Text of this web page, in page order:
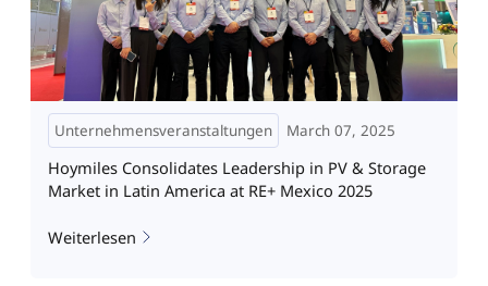
Unternehmensveranstaltungen March 07, 2025
Hoymiles Consolidates Leadership in PV & Storage
Market in Latin America at RE+ Mexico 2025
Weiterlesen